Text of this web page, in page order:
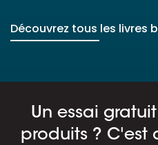
Découvrez tous les livres
Un essai
produits ? C'est